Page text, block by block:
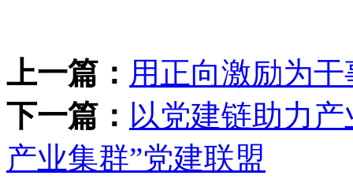
上一篇： 用正向激励为
下一篇： 以党建链助力
产业集群”党建联盟